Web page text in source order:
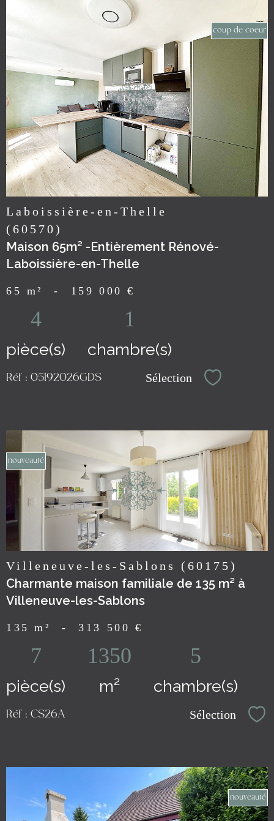
coup de coeur
voir le
bien
Laboissière-en-Thelle
(60570)
Maison 65m² -Entièrement Rénové-
Laboissière-en-Thelle
65 m² - 159 000 €
4
pièce(s)
1
chambre(s)
Réf : 05192026GDS Sélection
nouveauté
voir le
bien
Villeneuve-les-Sablons (60175)
Charmante maison familiale de 135 m² à
Villeneuve-les-Sablons
135 m² - 313 500 €
7
pièce(s)
1350
m²
5
chambre(s)
Réf : CS26A Sélection
nouveauté